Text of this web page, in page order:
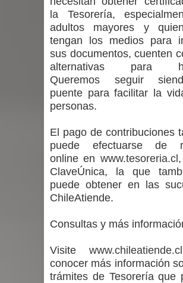
la Tesorería,
adultos mayores y
tengan los medios para
sus documentos, cuenten
alternativas para
Queremos seguir
puente para facilitar la
personas.
El pago de contribuciones
puede efectuarse de
online en www.tesoreria.cl
ClaveÚnica, la que
puede obtener en las
ChileAtiende.
Consultas y más
Visite www.chileatiende.cl
conocer más información
trámites de Tesorería que